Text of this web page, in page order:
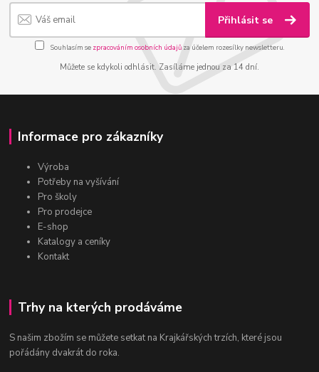
Přihlásit se
Souhlasím se zpracováním osobních údajůza účelem rozesílky newsletteru.
Můžete se kdykoli odhlásit. Zasíláme jednou za 14 dní.
Informace pro zákazníky
Výroba
Potřeby na vyšívání
Pro školy
Pro prodejce
E-shop
Katalogy a ceníky
Kontakt
Trhy na kterých prodáváme
S našim zbožím se můžete setkat na Krajkářských trzích, které jsou
pořádány dvakrát do roka.